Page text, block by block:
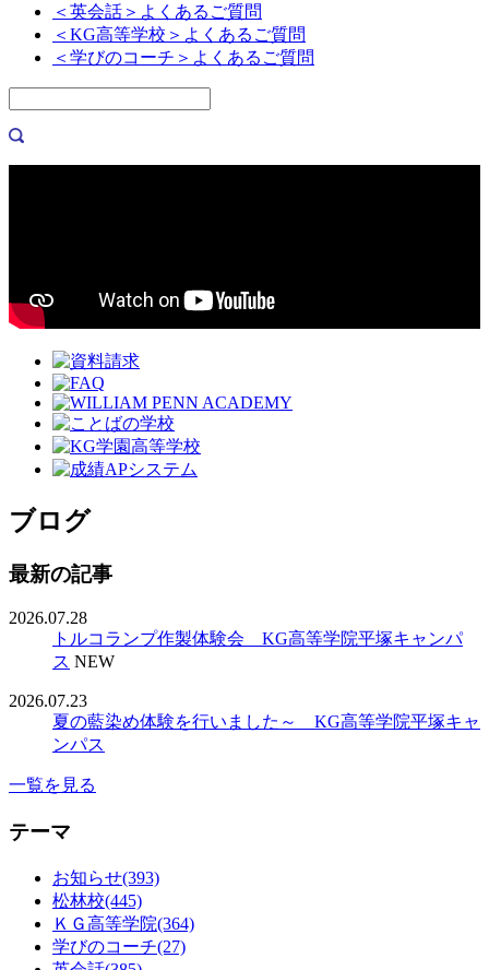
＜英会話＞よくあるご質問
＜KG高等学校＞よくあるご質問
＜学びのコーチ＞よくあるご質問
ブログ
最新の記事
2026.07.28
トルコランプ作製体験会 KG高等学院平塚キャンパ
ス NEW
2026.07.23
夏の藍染め体験を行いました～ KG高等学院平塚キャ
ンパス
一覧を見る
テーマ
お知らせ(393)
松林校(445)
ＫＧ高等学院(364)
学びのコーチ(27)